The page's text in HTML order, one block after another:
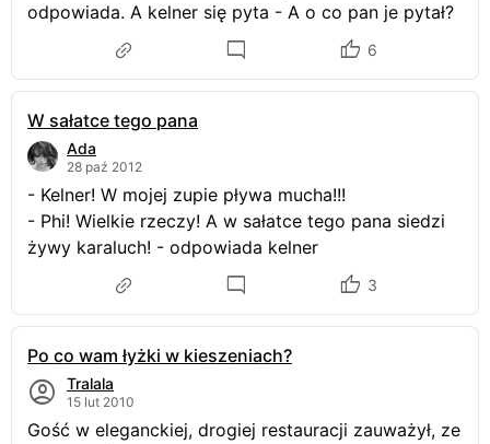
odpowiada. A kelner się pyta - A o co pan je pytał?
6
W sałatce tego pana
Ada
28 paź 2012
- Kelner! W mojej zupie pływa mucha!!!
- Phi! Wielkie rzeczy! A w sałatce tego pana siedzi
żywy karaluch! - odpowiada kelner
3
Po co wam łyżki w kieszeniach?
Tralala
15 lut 2010
Gość w eleganckiej, drogiej restauracji zauważył, ze